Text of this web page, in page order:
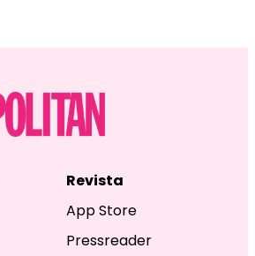
Revista
App Store
Pressreader